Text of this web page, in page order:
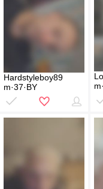
Hardstyleboy89
m·37·BY